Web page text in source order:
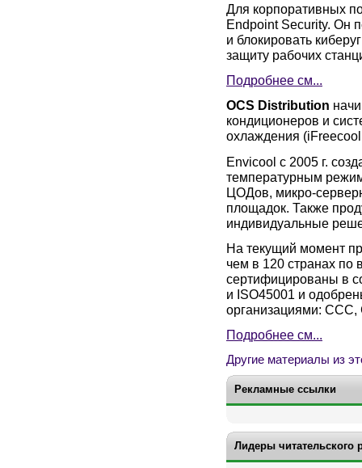
Для корпоративных
Endpoint Security. Он
и блокировать
защиту рабочих
Подробнее см...
OCS Distribution
кондиционеров и
охлаждения
Envicool с 2005 г.
температурным
ЦОДов, микро-
площадок. Также
индивидуальные
На текущий момент
чем в 120 странах по
сертифицированы в
и ISO45001 и
организациями:
Подробнее см...
Другие материалы из
Рекламные ссылки
Лидеры читательского